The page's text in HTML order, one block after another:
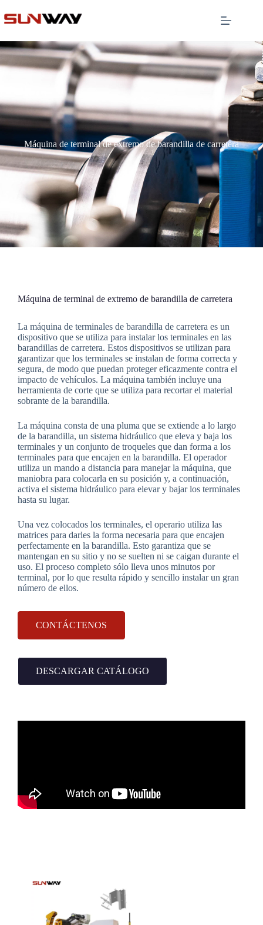
Máquina de terminal de extremo de barandilla de carretera
Máquina de terminal de extremo de barandilla de carretera
La máquina de terminales de barandilla de carretera es un
dispositivo que se utiliza para instalar los terminales en las
barandillas de carretera. Estos dispositivos se utilizan para
garantizar que los terminales se instalan de forma correcta y
segura, de modo que puedan proteger eficazmente contra el
impacto de vehículos. La máquina también incluye una
herramienta de corte que se utiliza para recortar el material
sobrante de la barandilla.
La máquina consta de una pluma que se extiende a lo largo
de la barandilla, un sistema hidráulico que eleva y baja los
terminales y un conjunto de troqueles que dan forma a los
terminales para que encajen en la barandilla. El operador
utiliza un mando a distancia para manejar la máquina, que
maniobra para colocarla en su posición y, a continuación,
activa el sistema hidráulico para elevar y bajar los terminales
hasta su lugar.
Una vez colocados los terminales, el operario utiliza las
matrices para darles la forma necesaria para que encajen
perfectamente en la barandilla. Esto garantiza que se
mantengan en su sitio y no se suelten ni se caigan durante el
uso. El proceso completo sólo lleva unos minutos por
terminal, por lo que resulta rápido y sencillo instalar un gran
número de ellos.
CONTÁCTENOS
DESCARGAR CATÁLOGO